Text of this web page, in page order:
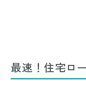
最速！住宅ロ